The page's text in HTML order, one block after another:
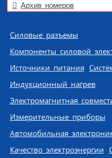
Архив номеров
Skip to content
Силовые разъемы
Компоненты силовой
Источники питания
Индукционный нагрев
Электромагнитная
Измерительные приборы
Автомобильная
Качество электроэнергии